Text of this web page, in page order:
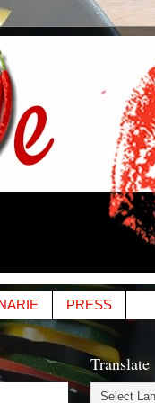
PRESS
Translate